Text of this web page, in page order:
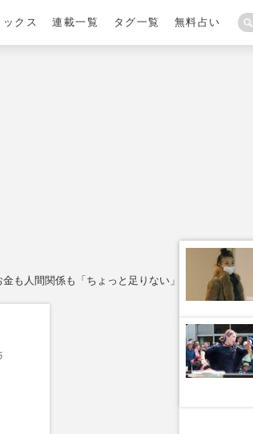
ックス 連載一覧 タグ一覧 無料占い
も人間関係も「ちょっと足りない」くらいがちょう